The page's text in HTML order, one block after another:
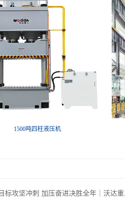
1500吨四柱液压机
标攻坚冲刺 加压奋进决胜全年｜沃达重工